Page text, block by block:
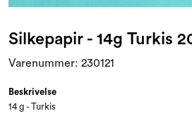
Silkepapir - 14g Turkis
Varenummer: 230121
Beskrivelse
14 g - Turkis